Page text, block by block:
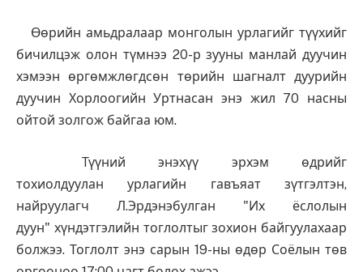
Өөрийн амьдралаар монголын урлагийг түүхийг
бичилцэж олон түмнээ 20-р зууны манлай дуучин
хэмээн өргөмжлөгдсөн төрийн шагналт дуурийн
дуучин Хорлоогийн Уртнасан энэ жил 70 насны
ойтой золгож байгаа юм.
Түүний энэхүү эрхэм өдрийг
тохиолдуулан урлагийн гавъяат зүтгэлтэн,
найруулагч Л.Эрдэнэбулган "Их ёслолын
дуун" хүндэтгэлийн тоглолтыг зохион байгуулахаар
болжээ. Тоглолт энэ сарын 19-ны өдөр Соёлын төв